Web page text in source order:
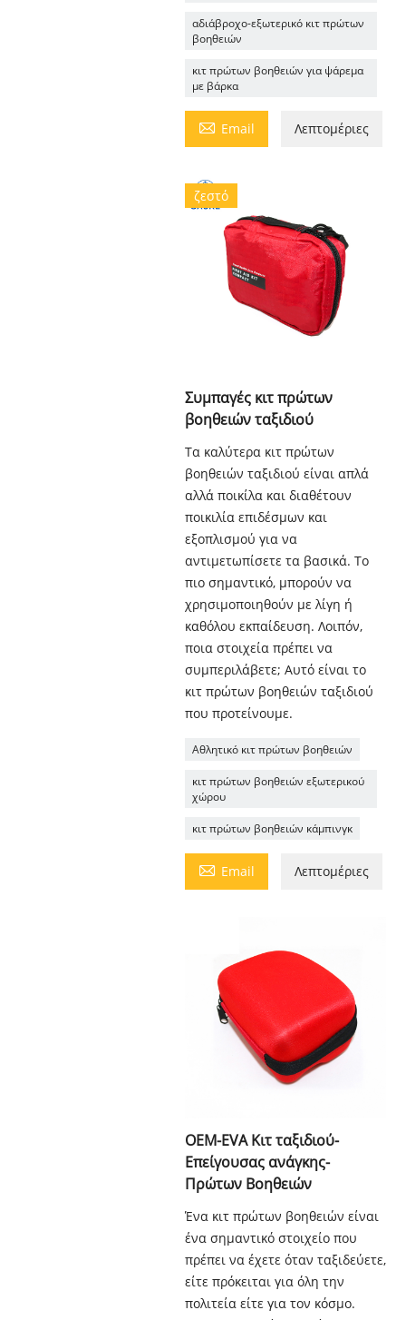
αδιάβροχο-εξωτερικό κιτ πρώτων
βοηθειών
κιτ πρώτων βοηθειών για ψάρεμα
με βάρκα
 Email Λεπτομέριες
ζεστό
Συμπαγές κιτ πρώτων
βοηθειών ταξιδιού
Τα καλύτερα κιτ πρώτων
βοηθειών ταξιδιού είναι απλά
αλλά ποικίλα και διαθέτουν
ποικιλία επιδέσμων και
εξοπλισμού για να
αντιμετωπίσετε τα βασικά. Το
πιο σημαντικό, μπορούν να
χρησιμοποιηθούν με λίγη ή
καθόλου εκπαίδευση. Λοιπόν,
ποια στοιχεία πρέπει να
συμπεριλάβετε; Αυτό είναι το
κιτ πρώτων βοηθειών ταξιδιού
που προτείνουμε.
Αθλητικό κιτ πρώτων βοηθειών
κιτ πρώτων βοηθειών εξωτερικού
χώρου
κιτ πρώτων βοηθειών κάμπινγκ
 Email Λεπτομέριες
OEM-EVA Κιτ ταξιδιού-
Επείγουσας ανάγκης-
Πρώτων Βοηθειών
Ένα κιτ πρώτων βοηθειών είναι
ένα σημαντικό στοιχείο που
πρέπει να έχετε όταν ταξιδεύετε,
είτε πρόκειται για όλη την
πολιτεία είτε για τον κόσμο.